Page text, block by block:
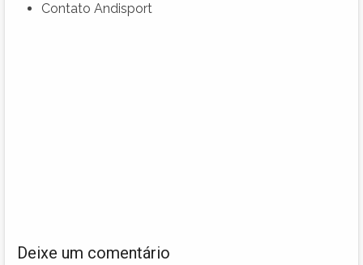
Contato Andisport
Deixe um comentário